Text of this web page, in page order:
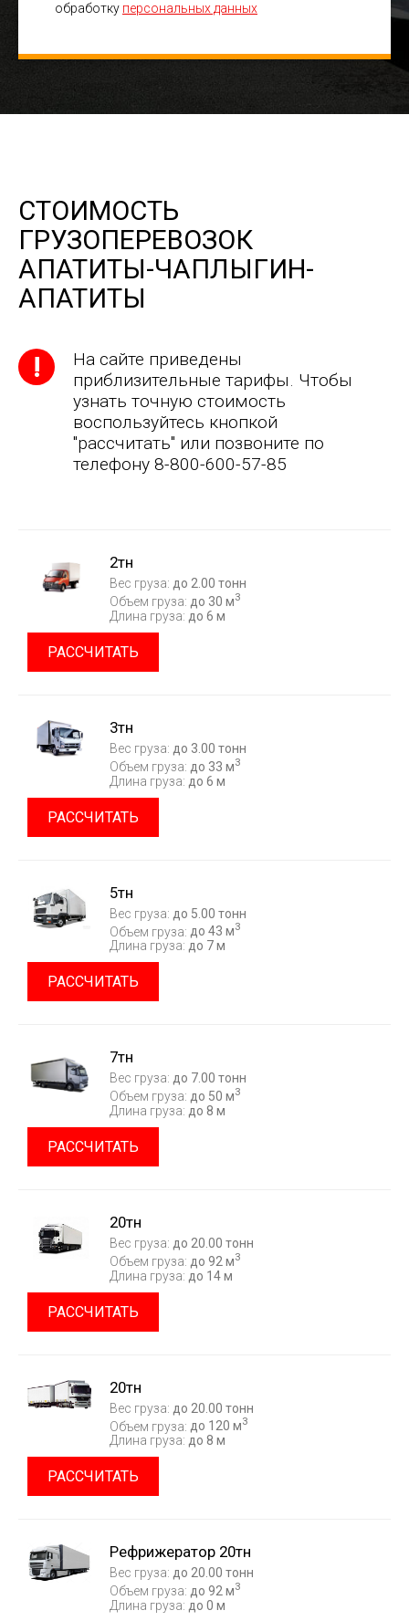
обработку персональных данных
СТОИМОСТЬ
ГРУЗОПЕРЕВОЗОК
АПАТИТЫ-ЧАПЛЫГИН-
АПАТИТЫ
На сайте приведены
приблизительные тарифы. Чтобы
узнать точную стоимость
воспользуйтесь кнопкой
"рассчитать" или позвоните по
телефону 8-800-600-57-85
2тн
Вес груза: до 2.00 тонн
Объем груза: до 30 м3
Длина груза: до 6 м
РАССЧИТАТЬ
3тн
Вес груза: до 3.00 тонн
Объем груза: до 33 м3
Длина груза: до 6 м
РАССЧИТАТЬ
5тн
Вес груза: до 5.00 тонн
Объем груза: до 43 м3
Длина груза: до 7 м
РАССЧИТАТЬ
7тн
Вес груза: до 7.00 тонн
Объем груза: до 50 м3
Длина груза: до 8 м
РАССЧИТАТЬ
20тн
Вес груза: до 20.00 тонн
Объем груза: до 92 м3
Длина груза: до 14 м
РАССЧИТАТЬ
20тн
Вес груза: до 20.00 тонн
Объем груза: до 120 м3
Длина груза: до 8 м
РАССЧИТАТЬ
Рефрижератор 20тн
Вес груза: до 20.00 тонн
Объем груза: до 92 м3
Длина груза: до 0 м